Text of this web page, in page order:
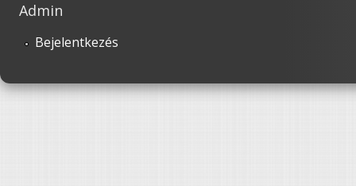
Admin
Bejelentkezés